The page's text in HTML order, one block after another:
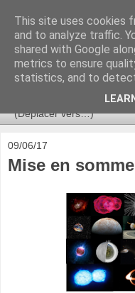
Ça se
Astronomie,
L'infini se contemple,
09/06/17
Mise en
This site uses cookies
and to analyze traffic.
shared with Google
metrics to ensure
statistics, and to